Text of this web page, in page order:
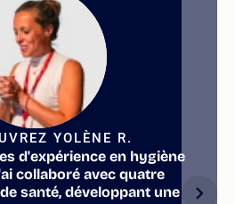
YOLÈNE R.
d'expérience en hygiène
collaboré avec quatre
santé, développant une